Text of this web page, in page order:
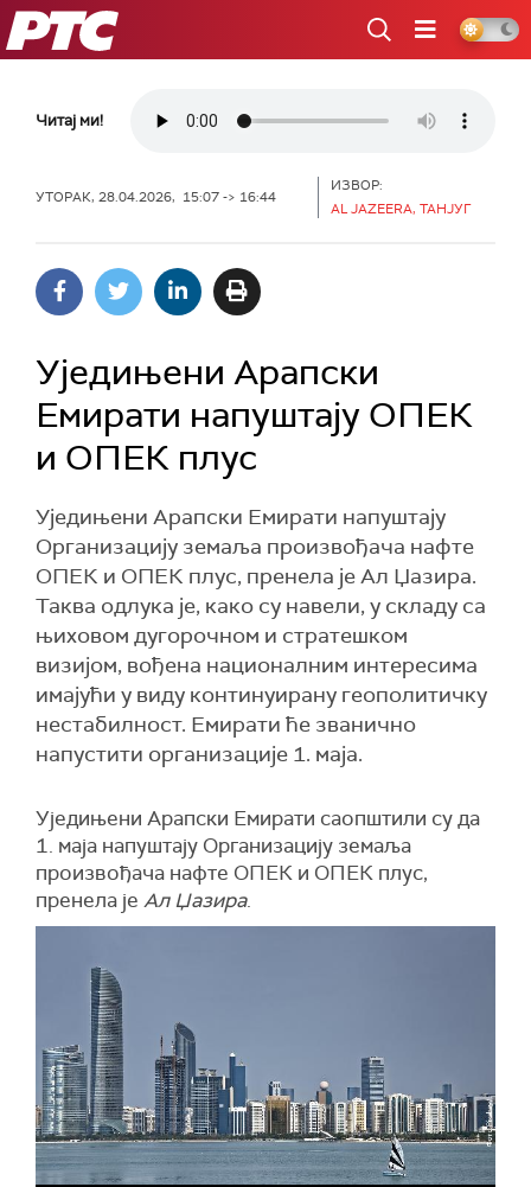
РТС
Читај ми!
УТОРАК, 28.04.2026, 15:07 -> 16:44
ИЗВОР:
AL JAZEERA, ТАНЈУГ
Уједињени Арапски
Емирати напуштају ОПЕК
и ОПЕК плус
Уједињени Арапски Емирати напуштају
Организацију земаља произвођача нафте
ОПЕК и ОПЕК плус, пренела је Ал Џазира.
Таква одлука је, како су навели, у складу са
њиховом дугорочном и стратешком
визијом, вођена националним интересима
имајући у виду континуирану геополитичку
нестабилност. Емирати ће званично
напустити организације 1. маја.
Уједињени Арапски Емирати саопштили су да
1. маја напуштају Организацију земаља
произвођача нафте ОПЕК и ОПЕК плус,
пренела је Ал Џазира.